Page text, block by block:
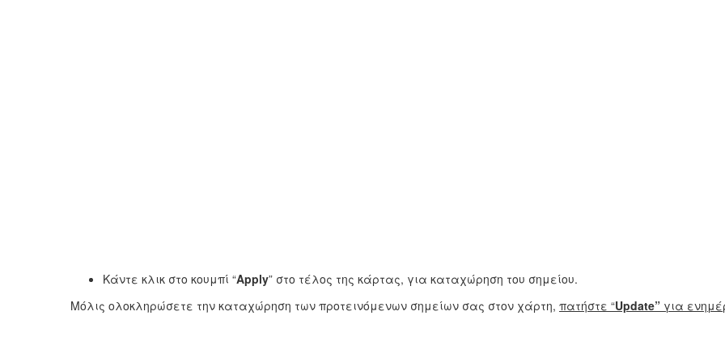
Κάντε κλικ στο κουμπί “Apply” στο τέλος της κάρτας, για καταχώρηση του σημείου.
Μόλις ολοκληρώσετε την καταχώρηση των προτεινόμενων σημείων σας στον χάρτη, πατήστε “Update” για